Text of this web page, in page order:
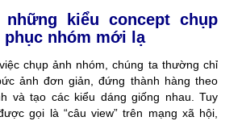
kiểu concept chụp
phục nhóm mới lạ
chụp ảnh nhóm, chúng ta thường chỉ
ảnh đơn giản, đứng thành hàng theo
và tạo các kiểu dáng giống nhau. Tuy
gọi là “câu view” trên mạng xã hội,